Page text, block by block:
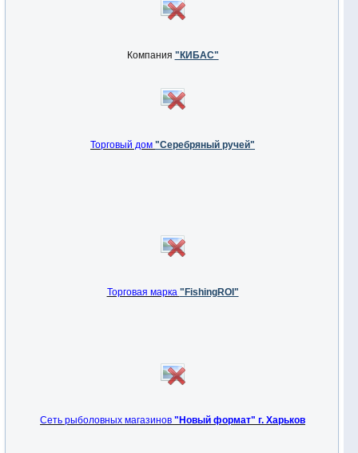
Компания "КИБАС"
Торговый дом"Серебряный ручей"
Торговая марка "FishingROI"
Сеть рыболовных магазинов"Новый формат" г. Харьков